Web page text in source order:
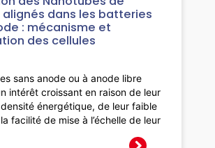
dans les batteries
: mécanisme et
des cellules
sans anode ou à anode libre
intérêt croissant en raison de leur
énergétique, de leur faible
facilité de mise à l’échelle de leur